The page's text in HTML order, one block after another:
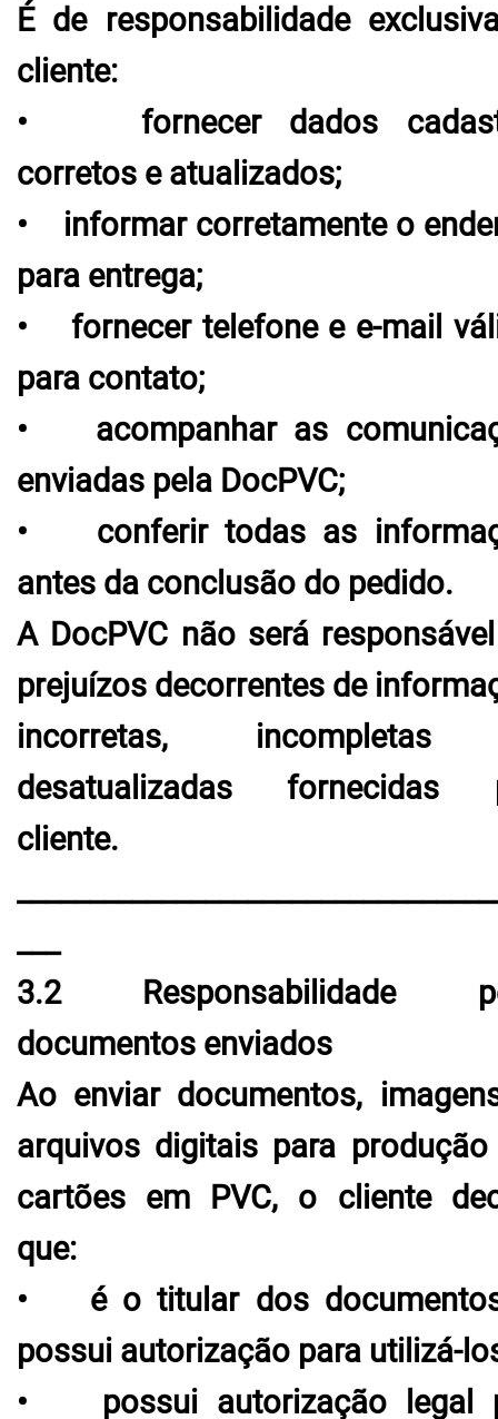
É de responsabilidade
cliente:
• fornecer dados
corretos e atualizados;
• informar corretamente o
para entrega;
• fornecer telefone e e-mail
para contato;
• acompanhar as
enviadas pela DocPVC;
• conferir todas as
antes da conclusão do pedido.
A DocPVC não será
prejuízos decorrentes de
incorretas,
desatualizadas fornecidas
cliente.
___
3.2 Responsabilidade
documentos enviados
Ao enviar documentos,
arquivos digitais para
cartões em PVC, o cliente
que:
• é o titular dos
possui autorização para utilizá-
• possui autorização legal